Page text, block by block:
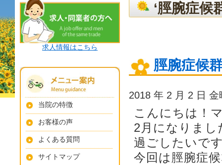
‘脛腕症候
脛腕症候
2018 年 2 月 2 日 金
こんにちは！
2月になりまし
過ごしたいで
今回は脛腕症
求人情報はこちら
当院の特徴
お客様の声
よくある質問
サイトマップ